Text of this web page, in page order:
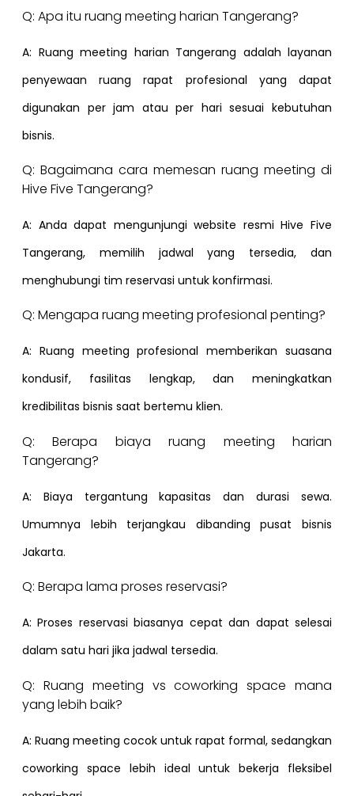
Q: Apa itu ruang meeting harian Tangerang?
A: Ruang meeting harian Tangerang adalah layanan
penyewaan ruang rapat profesional yang dapat
digunakan per jam atau per hari sesuai kebutuhan
bisnis.
Q: Bagaimana cara memesan ruang meeting di
Hive Five Tangerang?
A: Anda dapat mengunjungi website resmi Hive Five
Tangerang, memilih jadwal yang tersedia, dan
menghubungi tim reservasi untuk konfirmasi.
Q: Mengapa ruang meeting profesional penting?
A: Ruang meeting profesional memberikan suasana
kondusif, fasilitas lengkap, dan meningkatkan
kredibilitas bisnis saat bertemu klien.
Q: Berapa biaya ruang meeting harian
Tangerang?
A: Biaya tergantung kapasitas dan durasi sewa.
Umumnya lebih terjangkau dibanding pusat bisnis
Jakarta.
Q: Berapa lama proses reservasi?
A: Proses reservasi biasanya cepat dan dapat selesai
dalam satu hari jika jadwal tersedia.
Q: Ruang meeting vs coworking space mana
yang lebih baik?
A: Ruang meeting cocok untuk rapat formal, sedangkan
coworking space lebih ideal untuk bekerja fleksibel